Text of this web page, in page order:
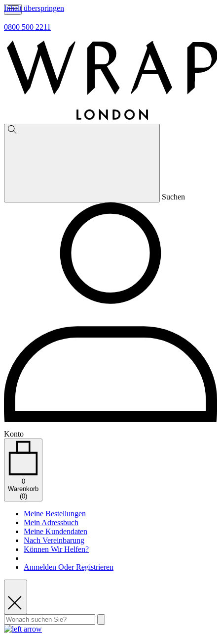
Inhalt überspringen
0800 500 2211
Suchen
Konto
0
Warenkorb
(0)
Meine Bestellungen
Mein Adressbuch
Meine Kundendaten
Nach Vereinbarung
Können Wir Helfen?
Anmelden Oder Registrieren